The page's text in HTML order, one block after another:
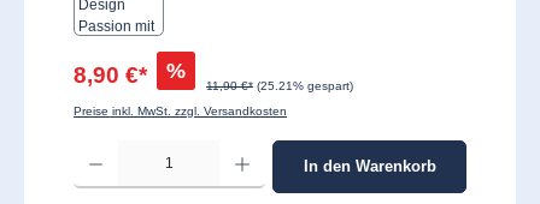
8,90 €* %
11,90 €* (25.21% gespart)
Preise inkl. MwSt. zzgl. Versandkosten
Produkt Anzahl: Gib den gewünschten Wert ein oder benutze die Schaltflächen
In den Warenkorb